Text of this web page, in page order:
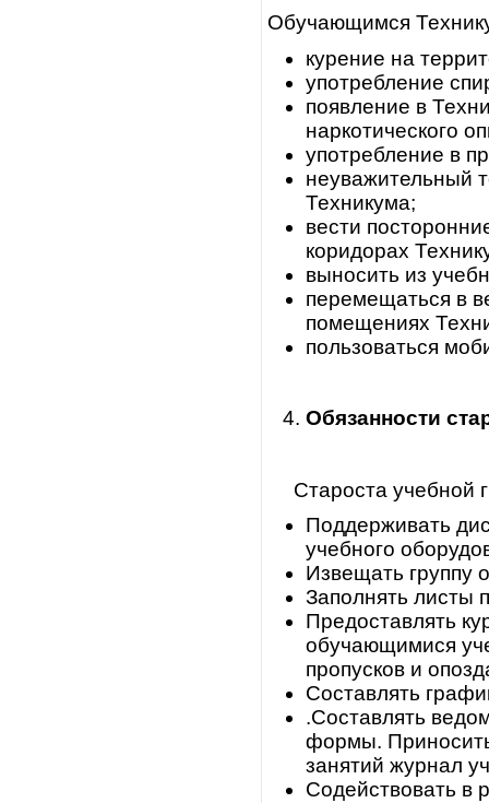
Обучающимся
курение на
употребление
появление в
наркотического
употребление в
неуважительный
Техникума;
вести
коридорах
выносить из
перемещаться в
помещениях
пользоваться
Обязанности
Староста учебной
Поддерживать
учебного
Извещать группу
Заполнять листы
Предоставлять
обучающимися
пропусков и
Составлять
.Составлять
формы.
занятий журнал
Содействовать в